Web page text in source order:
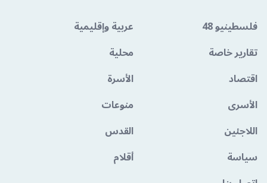
فلسطينيو 48
عربية وإقليمية
تقارير خاصة
محلية
اقتصاد
الأسرة
الأسرى
منوعات
اللاجئين
القدس
سياسة
أقلام